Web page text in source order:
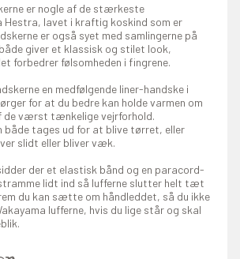
er nogle af de stærkeste
lavet i kraftig koskind som er
er også syet med samlingerne på
giver et klassisk og stilet look,
forbedrer følsomheden i fingrene.
en medfølgende liner-handske i
for at du bedre kan holde varmen om
de værst tænkelige vejrforhold.
både tages ud for at blive tørret, eller
slidt eller bliver væk.
der et elastisk bånd og en paracord-
lidt ind så lufferne slutter helt tæt
du kan sætte om håndleddet, så du ikke
lufferne, hvis du lige står og skal